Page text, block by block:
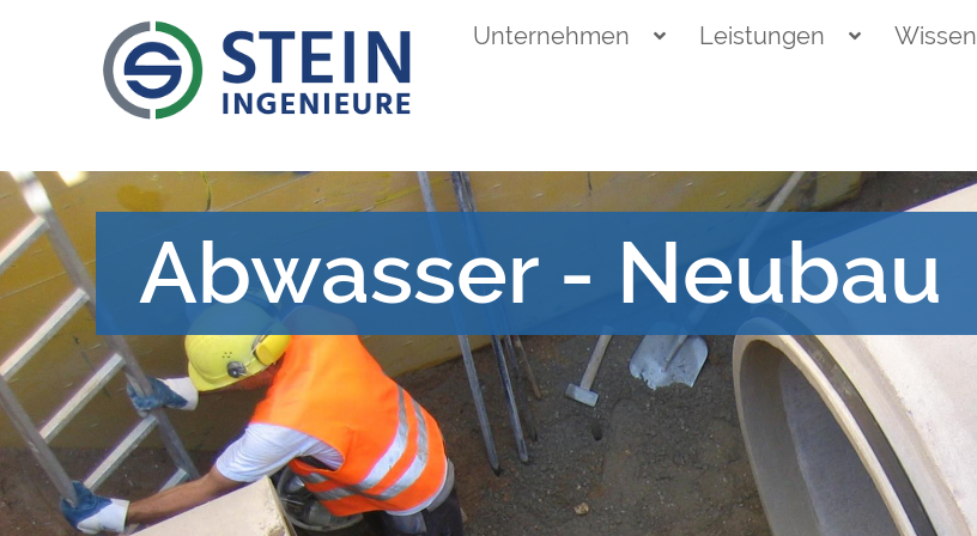
Main
navigation
Unternehmen Leistungen Wissen
Abwasser - Neubau